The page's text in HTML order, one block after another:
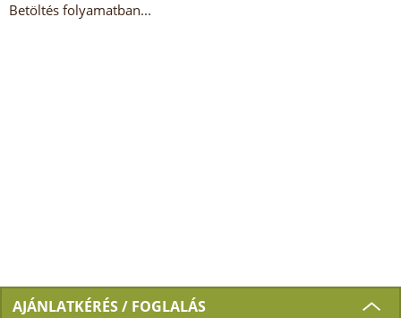
Betöltés folyamatban...
AJÁNLATKÉRÉS / FOGLALÁS